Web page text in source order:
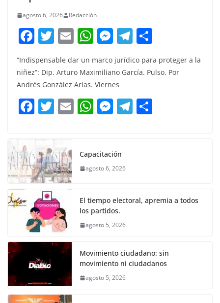
agosto 6, 2026 Redacción
F
c
e
b
o
k
T
w
itt
er
E
ai
l
W
at
s
A
p
M
e
ss
e
n
g
T
e
a
m
m
“Indispensable dar un marco jurídico para proteger a la
niñez”: Dip. Arturo Maximiliano García. Pulso, Por
Andrés González Arias. Viernes
F
c
e
b
o
o
k
T
itt
er
E W
s
A
p
M
e
n
er
T
Capacitación
agosto 6, 2026
El tiempo electoral, apremia a todos
los partidos.
agosto 5, 2026
Movimiento ciudadano: sin
movimiento ni ciudadanos
agosto 5, 2026